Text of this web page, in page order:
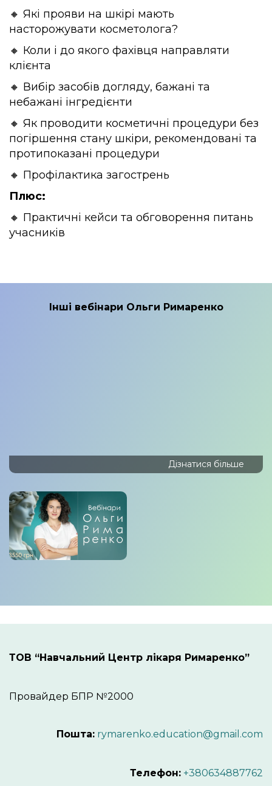
🔸 Які прояви на шкірі мають
насторожувати косметолога?
🔸 Коли і до якого фахівця направляти
клієнта
🔸 Вибір засобів догляду, бажані та
небажані інгредієнти
🔸 Як проводити косметичні процедури без
погіршення стану шкіри, рекомендовані та
протипоказані процедури
🔸 Профілактика загострень
Плюс:
🔸 Практичні кейси та обговорення питань
учасників
Інші вебінари Ольги Римаренко
Дізнатися більше
ТОВ “Навчальний Центр лікаря Римаренко”
Провайдер БПР №2000
Пошта: rymarenko.education@gmail.com
Телефон: +380634887762